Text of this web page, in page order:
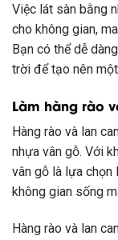
Việc lát sàn bằng
cho không gian,
Bạn có thể dễ
trời để tạo nên
Làm hàng rào
Hàng rào và lan
nhựa vân gỗ. Với
vân gỗ là lựa chọn
không gian sống
Hàng rào và lan